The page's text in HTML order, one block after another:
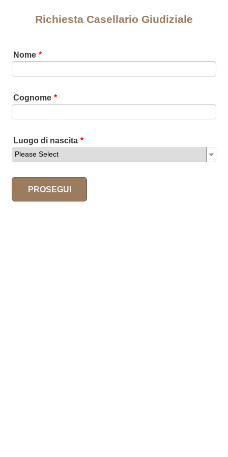
Richiesta Casellario Giudiziale
Nome *
Cognome *
Luogo di nascita *
PROSEGUI